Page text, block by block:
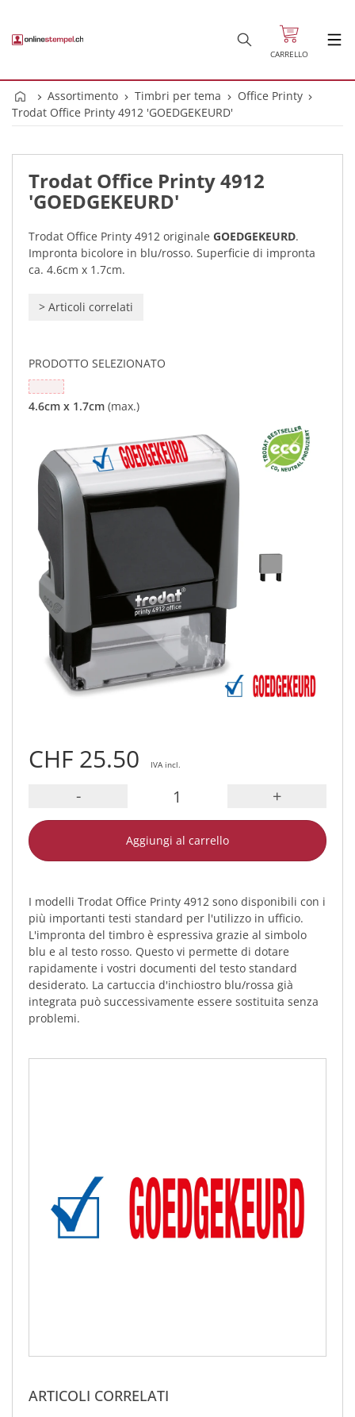
CARRELLO
Assortimento Timbri per tema
Office Printy
Trodat Office Printy 4912 'GOEDGEKEURD'
Trodat Office Printy 4912
'GOEDGEKEURD'
Trodat Office Printy 4912 originale GOEDGEKEURD.
Impronta bicolore in blu/rosso. Superficie di impronta
ca. 4.6cm x 1.7cm.
> Articoli correlati
PRODOTTO SELEZIONATO
CHF 25.50 IVA incl.
- +
Aggiungi al carrello
I modelli Trodat Office Printy 4912 sono disponibili con i
più importanti testi standard per l'utilizzo in ufficio.
L'impronta del timbro è espressiva grazie al simbolo
blu e al testo rosso. Questo vi permette di dotare
rapidamente i vostri documenti del testo standard
desiderato. La cartuccia d'inchiostro blu/rossa già
integrata può successivamente essere sostituita senza
problemi.
ARTICOLI CORRELATI